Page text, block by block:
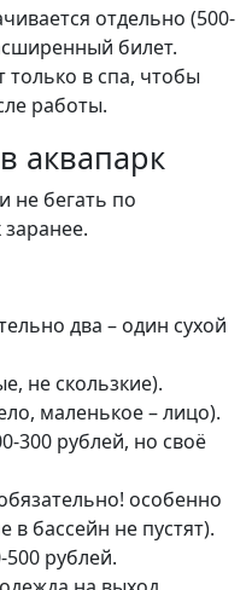
отдельно (500-
билет.
в спа, чтобы
работы.
аквапарк
не бегать по
два – один сухой
не скользкие).
маленькое – лицо).
300 рублей, но своё
особенно
в бассейн не пустят).
рублей.